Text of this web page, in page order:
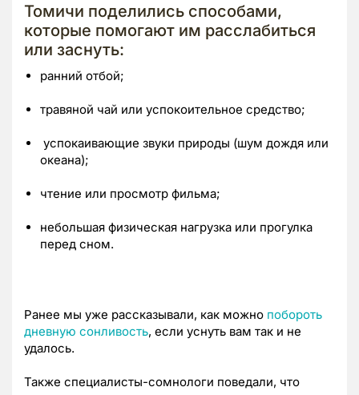
Томичи поделились способами,
которые помогают им расслабиться
или заснуть:
ранний отбой;
травяной чай или успокоительное средство;
успокаивающие звуки природы (шум дождя или
океана);
чтение или просмотр фильма;
небольшая физическая нагрузка или прогулка
перед сном.
Ранее мы уже рассказывали, как можно побороть
дневную сонливость, если уснуть вам так и не
удалось.
Также специалисты-сомнологи поведали, что